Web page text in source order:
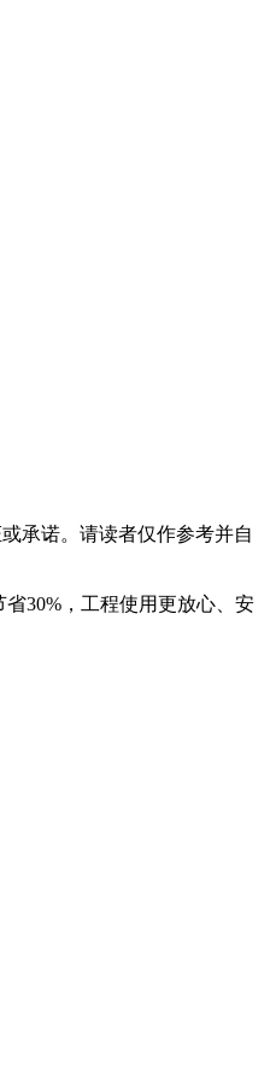
承诺。请读者仅作参考并自
省30%，工程使用更放心、安